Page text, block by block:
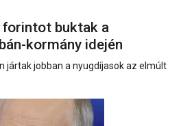
buktak a
kormány idején
jártak jobban a nyugdíjasok az elmúlt